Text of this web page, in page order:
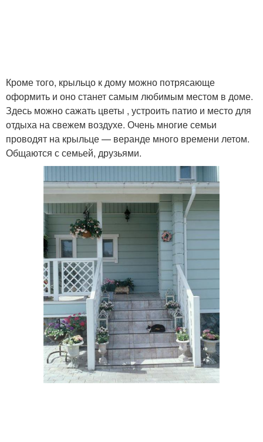
Кроме того, крыльцо к дому можно потрясающе
оформить и оно станет самым любимым местом в доме.
Здесь можно сажать цветы , устроить патио и место для
отдыха на свежем воздухе. Очень многие семьи
проводят на крыльце — веранде много времени летом.
Общаются с семьей, друзьями.